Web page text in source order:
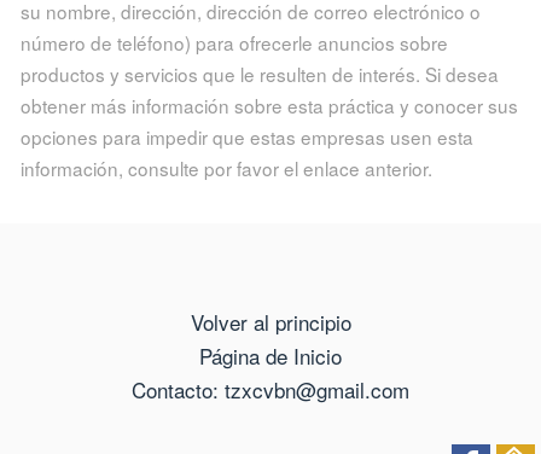
su nombre, dirección, dirección de correo electrónico o
número de teléfono) para ofrecerle anuncios sobre
productos y servicios que le resulten de interés. Si desea
obtener más información sobre esta práctica y conocer sus
opciones para impedir que estas empresas usen esta
información, consulte por favor el enlace anterior.
Volver al principio
Página de Inicio
Contacto: tzxcvbn@gmail.com